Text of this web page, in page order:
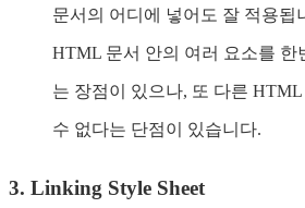
문서의 어디에 넣어도 잘 적용됩
HTML 문서 안의 여러 요소를 한
는 장점이 있으나, 또 다른
수 없다는 단점이 있습니다.
3. Linking Style Sheet